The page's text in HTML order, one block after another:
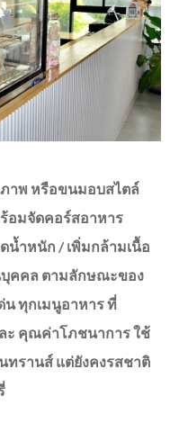
าพ หรือขนมอบสไตล์
อมจัดคอร์สอาหาร
น้ำหนัก / เพิ่มกล้ามเนื้อ
บุคคล ตามลักษณะของ
น ทุกเมนูอาหาร ที่
ะ คุณค่าโภชนาการ ใช้
ทรานส์ แต่ยังคงรสชาติ